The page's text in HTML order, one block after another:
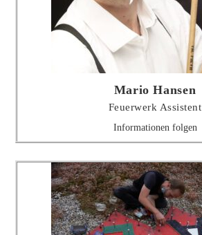
Mario Hansen
Feuerwerk Assistent
Informationen folgen